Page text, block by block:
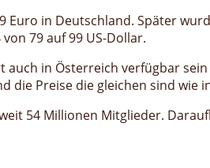
in Deutschland. Später
79 auf 99 US-Dollar.
auch in Österreich verfügbar
die Preise die gleichen sind wie
54 Millionen Mitglieder.